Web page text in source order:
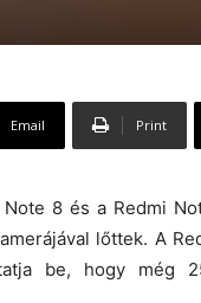
Email Print
8 és a Redmi
lőttek. A
be, hogy még